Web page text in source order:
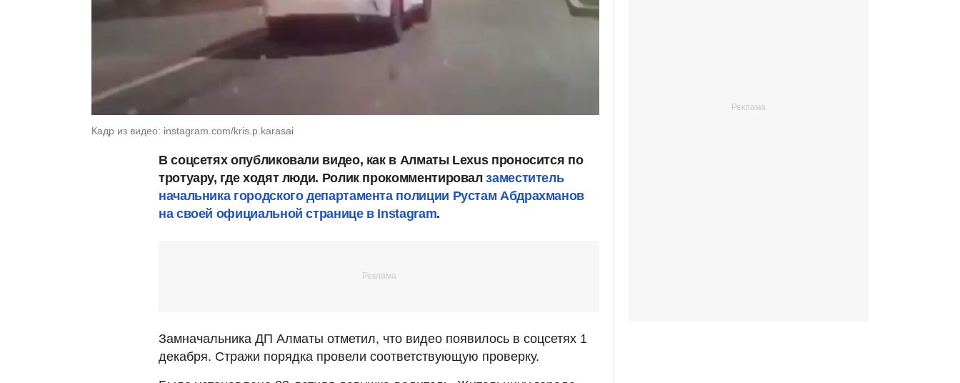
Кадр из видео: instagram.com/kris.p.karasai
В соцсетях опубликовали видео, как в Алматы Lexus проносится по
тротуару, где ходят люди. Ролик прокомментировалзаместитель
начальника городского департамента полиции Рустам Абдрахманов
на своей официальной странице в Instagram.
Замначальника ДП Алматы отметил, что видео появилось в соцсетях 1
декабря. Стражи порядка провели соответствующую проверку.